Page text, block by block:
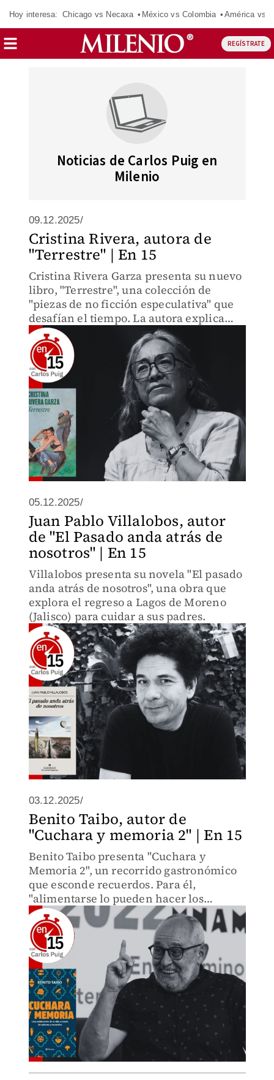
Hoy interesa: Chicago vs Necaxa México vs Colombia América vs
REGÍSTRATE
Noticias de Carlos Puig en
Milenio
09.12.2025/
Cristina Rivera, autora de
"Terrestre" | En 15
Cristina Rivera Garza presenta su nuevo
libro, "Terrestre", una colección de
"piezas de no ficción especulativa" que
desafían el tiempo. La autora explica
una técnica "bestial".
05.12.2025/
Juan Pablo Villalobos, autor
de "El Pasado anda atrás de
nosotros" | En 15
Villalobos presenta su novela "El pasado
anda atrás de nosotros", una obra que
explora el regreso a Lagos de Moreno
(Jalisco) para cuidar a sus padres.
03.12.2025/
Benito Taibo, autor de
"Cuchara y memoria 2" | En 15
Benito Taibo presenta "Cuchara y
Memoria 2", un recorrido gastronómico
que esconde recuerdos. Para él,
"alimentarse lo pueden hacer los
hámsters... pero comer es un acto
civilizatorio."